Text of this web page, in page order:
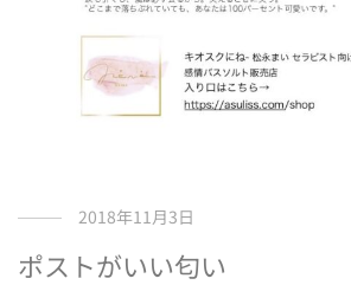
2018年11月3日
ポストがいい匂い